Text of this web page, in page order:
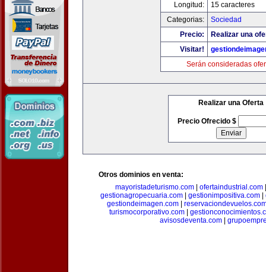
Longitud:
15 caracteres
Categorias:
Sociedad
Precio:
Realizar una
Visitar!
Serán consideradas
Realizar una Oferta
Precio Ofrecido $
Otros dominios en venta:
mayoristadeturismo.com| ofertaindustrial.com
gestionagropecuaria.com
gestionimpositiva.com
gestiondeimagen.com
turismocorporativo.com
avisosdeventa.com